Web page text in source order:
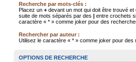
Recherche par mots-clés :
Placez un +devant un mot qui doit être trouvé et
suite de mots séparés par des |entre crochets
caractère « * » comme joker pour des
Rechercher par auteur :
Utilisez le caractère « * » comme joker pour des
OPTIONS DE RECHERCHE